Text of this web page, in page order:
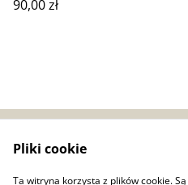
90,00 zł
Zwroty i reklamacje
Pliki cookie
Ta witryna korzysta z plików cookie.